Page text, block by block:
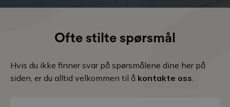
Ofte stilte spørsmål
Hvis du ikke finner svar på spørsmålene dine her på
siden, er du alltid velkommen til å kontakte oss.